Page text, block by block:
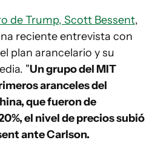
de Trump, Scott Bessent,
reciente entrevista con
plan arancelario y su
"Un grupo del MIT
aranceles del
que fueron de
el nivel de precios subió
ante Carlson.